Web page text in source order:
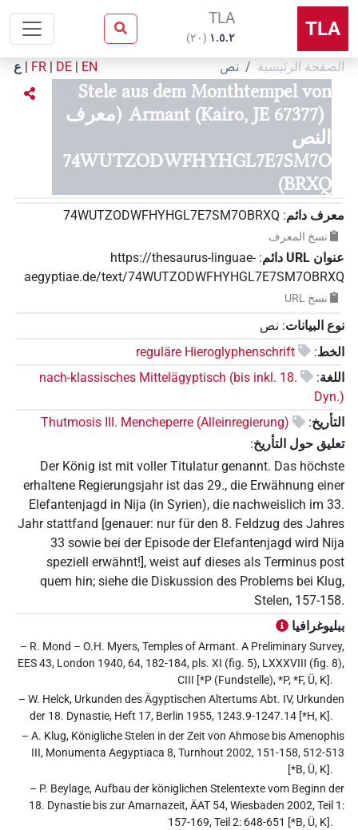
TLA
TLA
۱.٥.٢ (٢٠)
الصفحة الرئيسية نص EN
|
DE
|
FR
| ع
Stele aus dem Monthtempel von
Armant (Kairo, JE 67377) (معرف
النص
74WUTZODWFHYHGL7E7SM7O
BRXQ)
معرف دائم:
74WUTZODWFHYHGL7E7SM7OBRXQ
نسخ المعرف
عنوان‏ ‏URL‏ دائم :
https://thesaurus-linguae-
aegyptiae.de/text/74WUTZODWFHYHGL7E7SM7OBRXQ
نسخ‏ ‏URL
نوع البيانات: نص
الخط:
reguläre Hieroglyphenschrift
اللغة:
nach-klassisches Mittelägyptisch (bis inkl. 18.
Dyn.)
التأريخ:
Thutmosis III. Mencheperre (Alleinregierung)
تعليق حول التأريخ:
Der König ist mit voller Titulatur genannt. Das höchste
erhaltene Regierungsjahr ist das 29., die Erwähnung einer
Elefantenjagd in Nija (in Syrien), die nachweislich im 33.
Jahr stattfand [genauer: nur für den 8. Feldzug des Jahres
33 sowie bei der Episode der Elefantenjagd wird Nija
speziell erwähnt!], weist auf dieses als Terminus post
quem hin; siehe die Diskussion des Problems bei Klug,
Stelen, 157-158.
ببليوغرافيا
– R. Mond – O.H. Myers, Temples of Armant. A Preliminary Survey,
EES 43, London 1940, 64, 182-184, pls. XI (fig. 5), LXXXVIII (fig. 8),
CIII [*P (Fundstelle), *P, *F, Ü, K].
– W. Helck, Urkunden des Ägyptischen Altertums Abt. IV, Urkunden
der 18. Dynastie, Heft 17, Berlin 1955, 1243.9-1247.14 [*H, K].
– A. Klug, Königliche Stelen in der Zeit von Ahmose bis Amenophis
III, Monumenta Aegyptiaca 8, Turnhout 2002, 151-158, 512-513
[*B, Ü, K].
– P. Beylage, Aufbau der königlichen Stelentexte vom Beginn der
18. Dynastie bis zur Amarnazeit, ÄAT 54, Wiesbaden 2002, Teil 1:
157-169, Teil 2: 648-651 [*B, Ü, K].